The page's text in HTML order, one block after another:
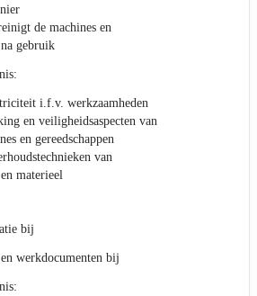
de machines en
na gebruik
i.f.v. werkzaamheden
en veiligheidsaspecten van
en gereedschappen
van
materieel
bij
werkdocumenten bij